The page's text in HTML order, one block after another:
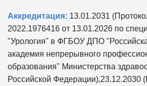
Аккредитация: 13.01.2031
2022.1976416 от 13.01.2026 по
"Урология" в ФГБОУ ДПО
академия непрерывного
образования" Министерства
Российской Федерации),23.12.2030